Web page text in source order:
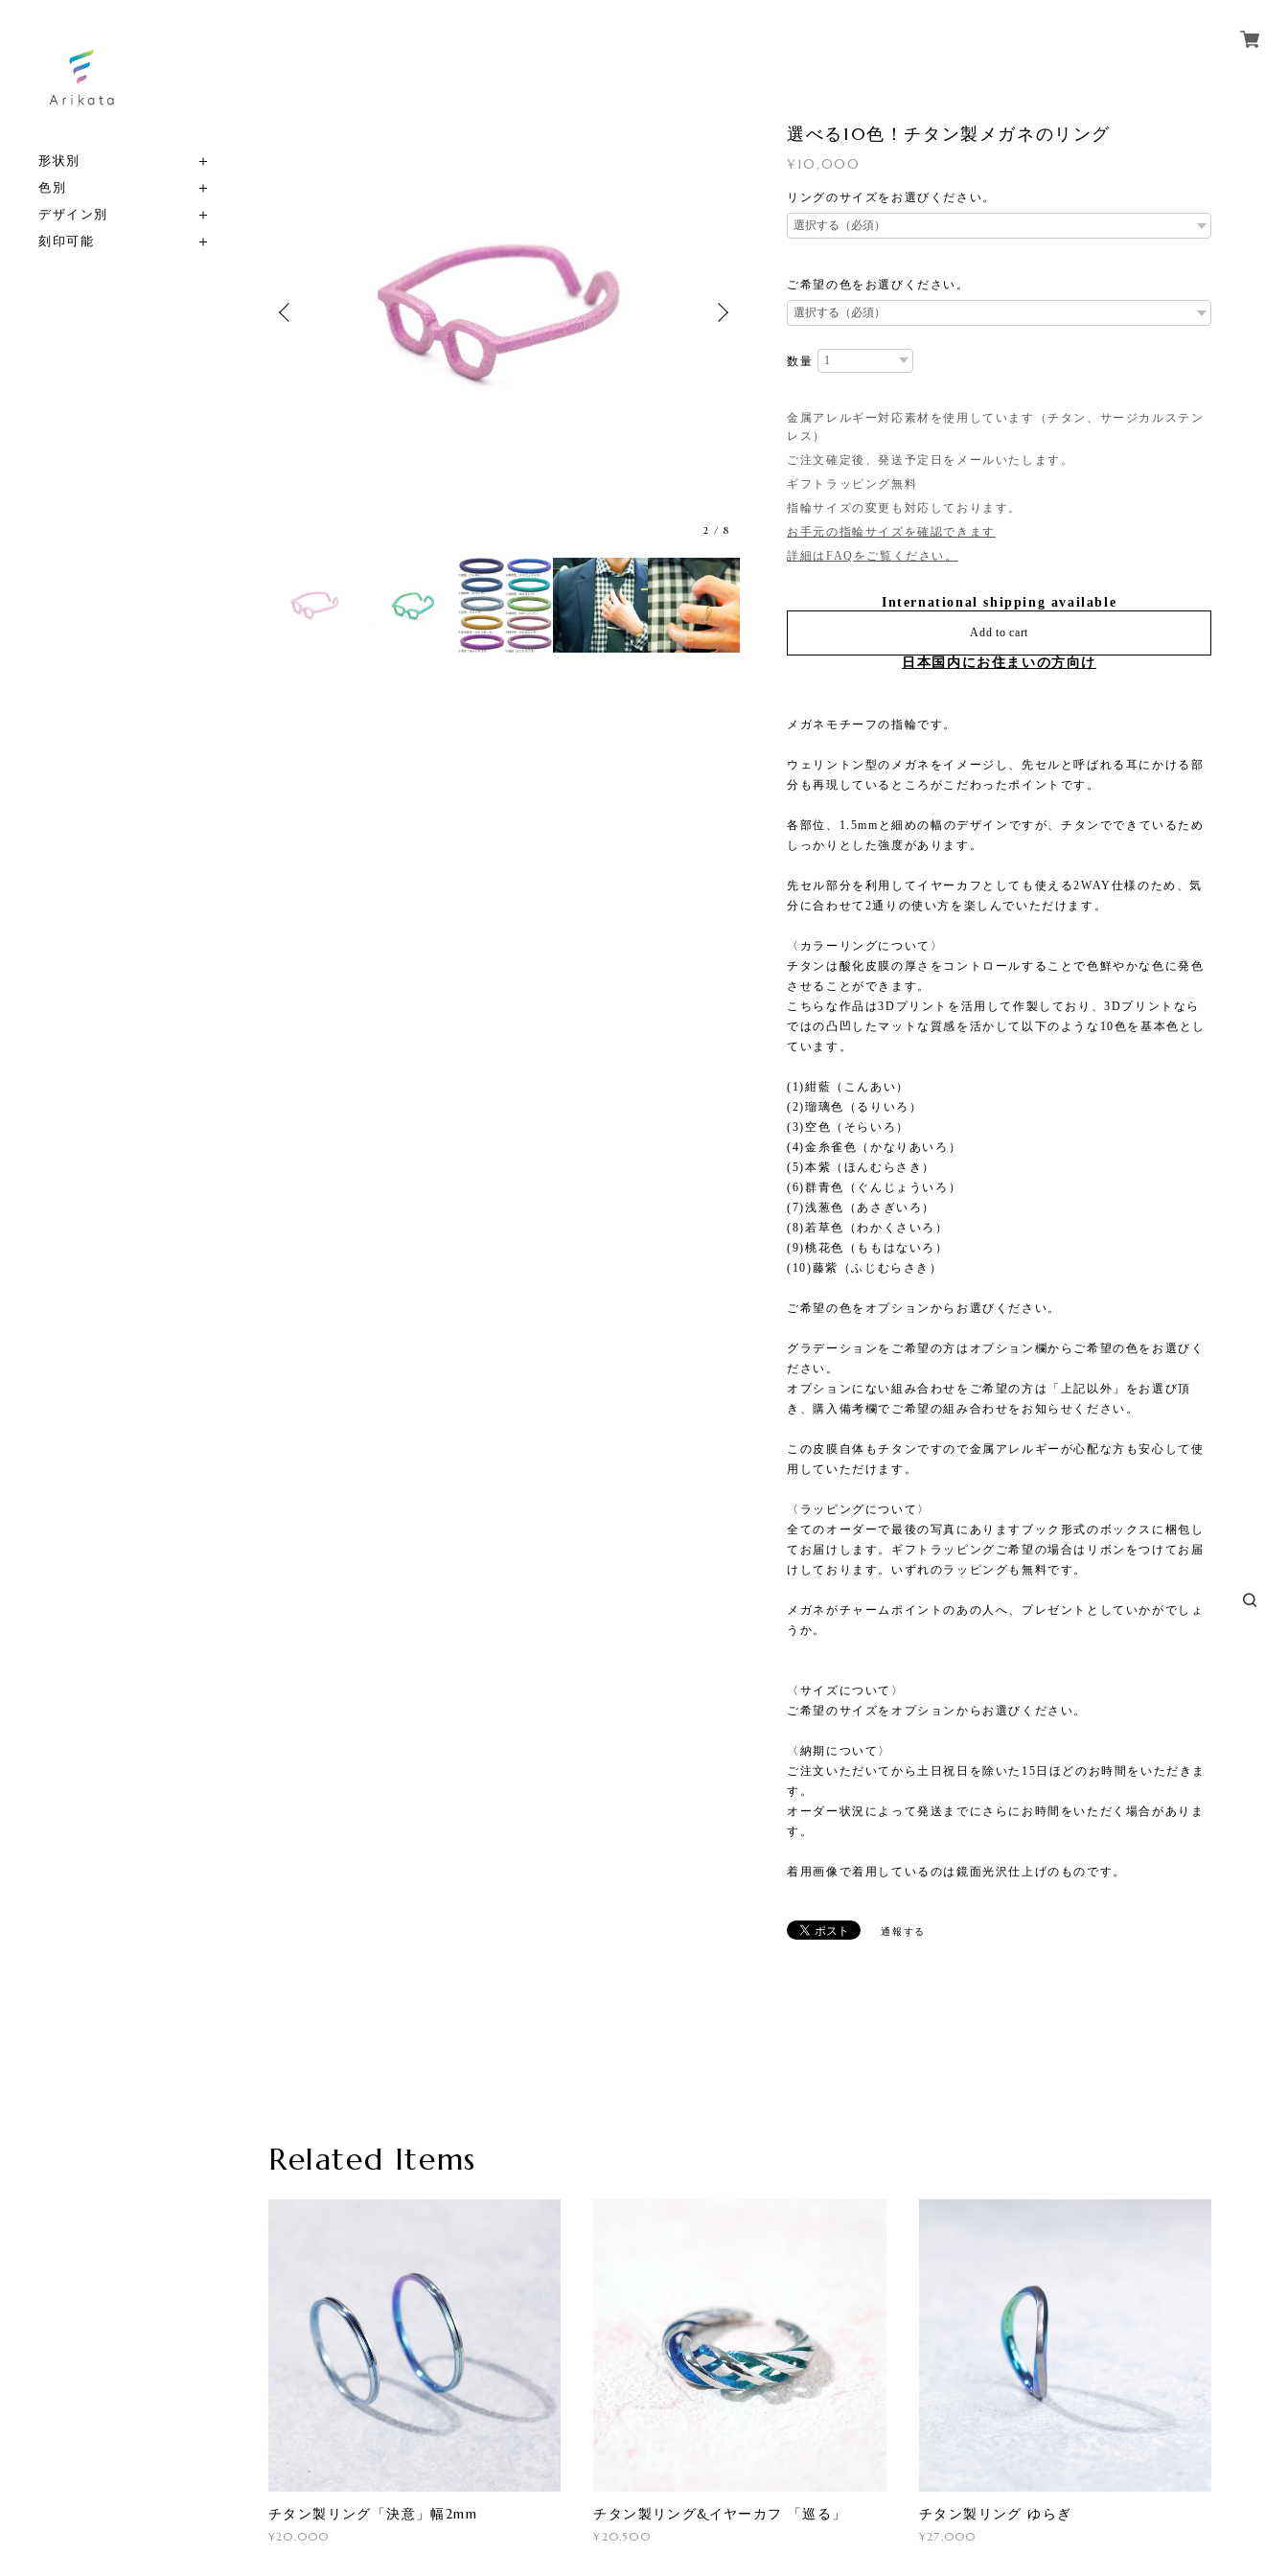
形状別
色別
デザイン別
刻印可能
3 /8
選べる10色！チタン製メガネのリング
¥10,000
リングのサイズをお選びください。
ご希望の色をお選びください。
数量
金属アレルギー対応素材を使用しています（チタン、サージカルステン
レス）
ご注文確定後、発送予定日をメールいたします。
ギフトラッピング無料
指輪サイズの変更も対応しております。
お手元の指輪サイズを確認できます
詳細はFAQをご覧ください。
International shipping available
Add to cart
日本国内にお住まいの方向け
メガネモチーフの指輪です。
ウェリントン型のメガネをイメージし、先セルと呼ばれる耳にかける部
分も再現しているところがこだわったポイントです。
各部位、1.5mmと細めの幅のデザインですが、チタンでできているため
しっかりとした強度があります。
先セル部分を利用してイヤーカフとしても使える2WAY仕様のため、気
分に合わせて2通りの使い方を楽しんでいただけます。
〈カラーリングについて〉
チタンは酸化皮膜の厚さをコントロールすることで色鮮やかな色に発色
させることができます。
こちらな作品は3Dプリントを活用して作製しており、3Dプリントなら
ではの凸凹したマットな質感を活かして以下のような10色を基本色とし
ています。
(1)紺藍（こんあい）
(2)瑠璃色（るりいろ）
(3)空色（そらいろ）
(4)金糸雀色（かなりあいろ）
(5)本紫（ほんむらさき）
(6)群青色（ぐんじょういろ）
(7)浅葱色（あさぎいろ）
(8)若草色（わかくさいろ）
(9)桃花色（ももはないろ）
(10)藤紫（ふじむらさき）
ご希望の色をオプションからお選びください。
グラデーションをご希望の方はオプション欄からご希望の色をお選びく
ださい。
オプションにない組み合わせをご希望の方は「上記以外」をお選び頂
き、購入備考欄でご希望の組み合わせをお知らせください。
この皮膜自体もチタンですので金属アレルギーが心配な方も安心して使
用していただけます。
〈ラッピングについて〉
全てのオーダーで最後の写真にありますブック形式のボックスに梱包し
てお届けします。ギフトラッピングご希望の場合はリボンをつけてお届
けしております。いずれのラッピングも無料です。
メガネがチャームポイントのあの人へ、プレゼントとしていかがでしょ
うか。
〈サイズについて〉
ご希望のサイズをオプションからお選びください。
〈納期について〉
ご注文いただいてから土日祝日を除いた15日ほどのお時間をいただきま
す。
オーダー状況によって発送までにさらにお時間をいただく場合がありま
す。
着用画像で着用しているのは鏡面光沢仕上げのものです。
通報する
Related Items
チタン製リング「決意」幅2mm
¥20,000
チタン製リング&イヤーカフ 「巡る」
¥20,500
チタン製リング ゆらぎ
¥27,000